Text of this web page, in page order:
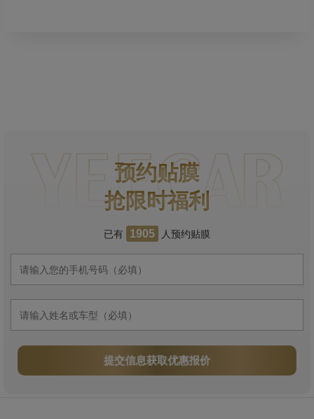
预约贴膜
抢限时福利
已有 1905 人预约贴膜
提交信息获取优惠报价